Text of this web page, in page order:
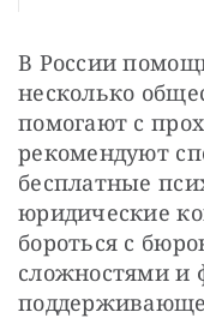
В России
несколько
помогают с
рекомендуют
бесплатные
юридические
бороться с
сложностями и